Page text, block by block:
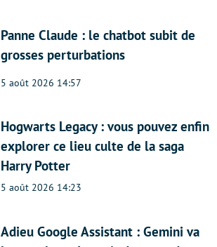
Panne Claude : le chatbot subit de
grosses perturbations
5 août 2026 14:57
Hogwarts Legacy : vous pouvez enfin
explorer ce lieu culte de la saga
Harry Potter
5 août 2026 14:23
Adieu Google Assistant : Gemini va